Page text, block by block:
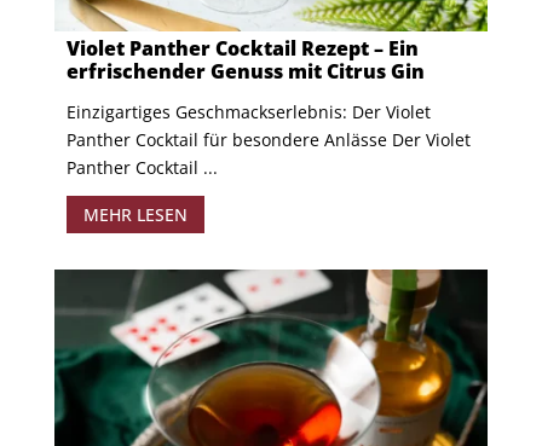
Violet Panther Cocktail Rezept – Ein
erfrischender Genuss mit Citrus Gin
Einzigartiges Geschmackserlebnis: Der Violet
Panther Cocktail für besondere Anlässe Der Violet
Panther Cocktail ...
MEHR LESEN